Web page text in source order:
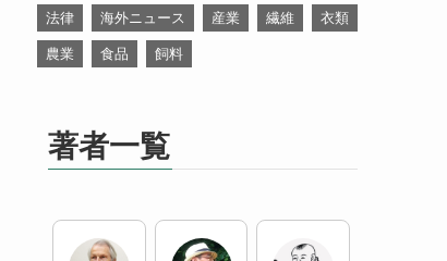
法律 海外ニュース 産業 繊維 衣類
農業 食品 飼料
著者一覧